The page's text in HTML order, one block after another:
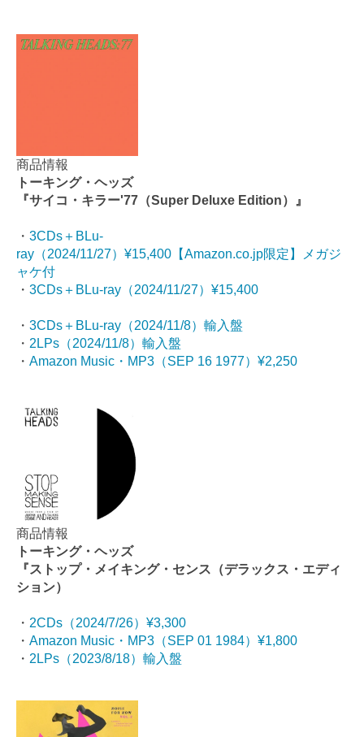
商品情報
トーキング・ヘッズ
『サイコ・キラー'77（Super Deluxe Edition）』
・ 3CDs＋BLu-
ray（2024/11/27）¥15,400【Amazon.co.jp限定】メガジ
ャケ付
・ 3CDs＋BLu-ray（2024/11/27）¥15,400
・ 3CDs＋BLu-ray（2024/11/8）輸入盤
・ 2LPs（2024/11/8）輸入盤
・ Amazon Music・MP3（SEP 16 1977）¥2,250
商品情報
トーキング・ヘッズ
『ストップ・メイキング・センス（デラックス・エディ
ション）
・ 2CDs（2024/7/26）¥3,300
・ Amazon Music・MP3（SEP 01 1984）¥1,800
・ 2LPs（2023/8/18）輸入盤